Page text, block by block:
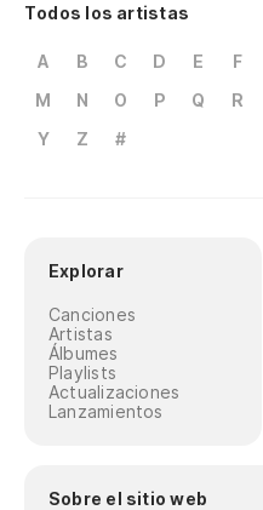
Todos los artistas
A B C D E F
M
N O P Q R
Y
Z #
Explorar
Canciones
Artistas
Álbumes
Playlists
Actualizaciones
Lanzamientos
Sobre el sitio web